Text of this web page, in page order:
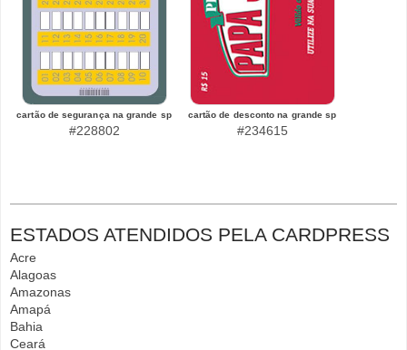
cartão de segurança na grande sp
#228802
cartão de desconto na grande sp
#234615
ESTADOS ATENDIDOS PELA CARDPRESS
Acre
Alagoas
Amazonas
Amapá
Bahia
Ceará